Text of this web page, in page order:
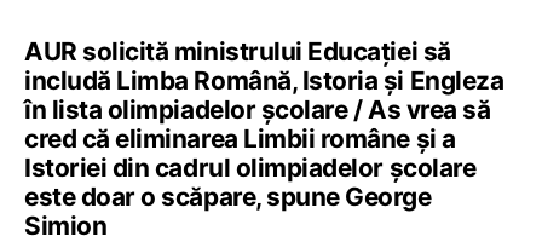
AUR solicită ministrului Educației să
includă Limba Română, Istoria și Engleza
în lista olimpiadelor școlare / As vrea să
cred că eliminarea Limbii române și a
Istoriei din cadrul olimpiadelor școlare
este doar o scăpare, spune George
Simion